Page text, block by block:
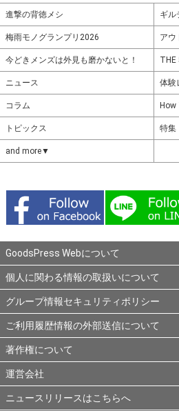
進撃の背徳メシ ギル
梅雨モノグランプリ2026 アウ
今どきメンズは外見も磨かないと！ THE
ニュース 体験
コラム How
トピックス 特集
and more▼
GoodsPress Webについて
個人に関わる情報の取扱いについて
グループ情報セキュリティポリシー
ご利用履歴情報の外部送信について
著作権について
運営会社
ニュースリリースはこちらへ